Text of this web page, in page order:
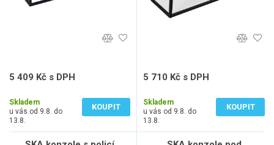
5 409 Kč s DPH
Skladem
u vás od 9.8. do
13.8.
KOUPIT
5 710 Kč s DPH
Skladem
u vás od 9.8. do
13.8.
KOUPIT